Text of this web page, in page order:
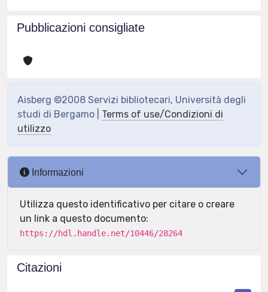
Pubblicazioni consigliate
Aisberg ©2008 Servizi bibliotecari, Università degli
studi di Bergamo | Terms of use/Condizioni di
utilizzo
Informazioni
Utilizza questo identificativo per citare o creare
un link a questo documento:
https://hdl.handle.net/10446/28264
Citazioni